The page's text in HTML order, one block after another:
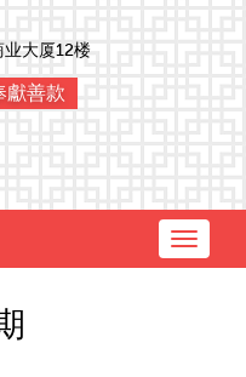
大厦12楼
獻善款
Toggle